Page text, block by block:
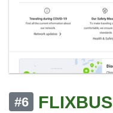
#6 FLIXBUS